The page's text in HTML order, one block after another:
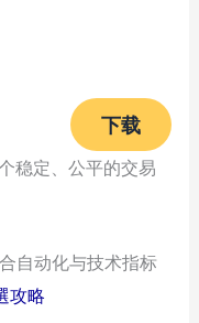
下载
稳定、公平的交易
自动化与技术指标
攻略